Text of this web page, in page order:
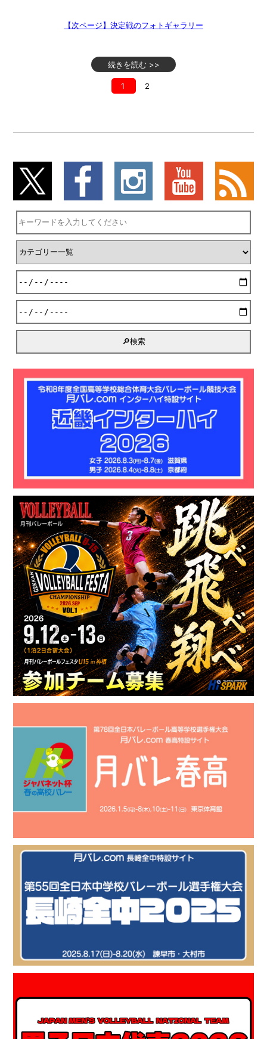
【次ページ】決定戦のフォトギャラリー
続きを読む >>
1 2